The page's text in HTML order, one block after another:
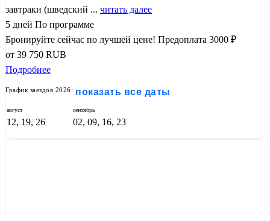
завтраки (шведский ... читать далее
5 дней По программе
Бронируйте сейчас по лучшей цене! Предоплата 3000 ₽
от 39 750 RUB
Подробнее
График заездов 2026: показать все даты
август
12, 19, 26
сентябрь
02, 09, 16, 23